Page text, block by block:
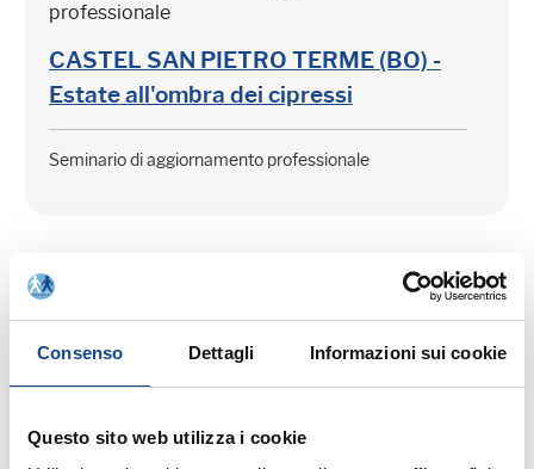
Consenso Dettagli Informazioni sui cookie
Questo sito web utilizza i cookie
professionale
CASTEL SAN PIETRO TERME (BO) -
Estate all'ombra dei cipressi
Seminario di aggiornamento professionale
03/09/26 - Seminario di aggiornamento
professionale
CASTEL SAN PIETRO TERME (BO) -